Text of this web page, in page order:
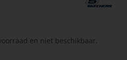
en niet beschikbaar.